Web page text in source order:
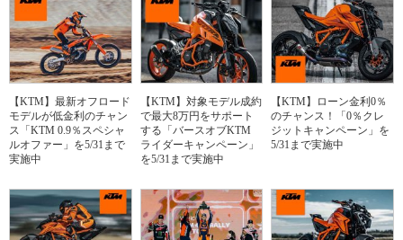
【KTM】最新オフロード
モデルが低金利のチャン
ス「KTM 0.9％スペシャ
ルオファー」を5/31まで
実施中
【KTM】対象モデル成約
で最大8万円をサポート
する「バースオブKTM
ライダーキャンペーン」
を5/31まで実施中
【KTM】ローン金利0％
のチャンス！「0％クレ
ジットキャンペーン」を
5/31まで実施中